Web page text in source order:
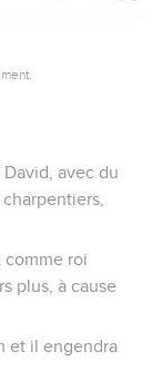
David, avec du
comme roi
plus, à cause
et il engendra